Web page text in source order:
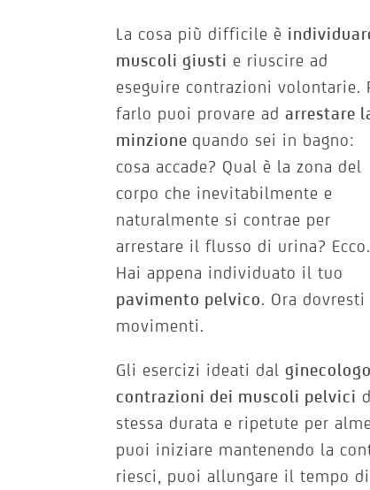
La cosa più difficile è
muscoli giusti e riuscire ad
eseguire contrazioni volontarie.
farlo puoi provare adarrestare
minzione quando sei in bagno:
cosa accade? Qual è la zona del
corpo che inevitabilmente e
naturalmente si contrae per
arrestare il flusso di urina? Ecco.
Hai appena individuato il tuo
pavimento pelvico. Ora
movimenti.
Gli esercizi ideati dal
contrazioni dei muscoli pelvici
stessa durata e ripetute per
puoi iniziare mantenendo la
riesci, puoi allungare il tempo